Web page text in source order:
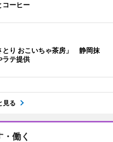
コーヒー
とり おこいちゃ茶房」 静岡抹
ラテ提供
見る
・働く